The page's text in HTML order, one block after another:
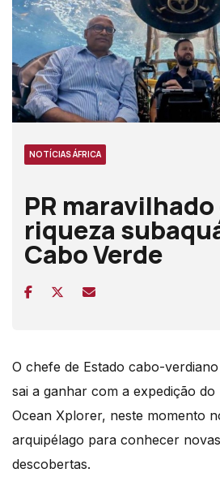
NOTÍCIAS ÁFRICA
PR maravilhado
riqueza
Cabo Verde
O chefe de Estado cabo-
sai a ganhar com a expedição
Ocean Xplorer, neste momento
arquipélago para conhecer
descobertas.